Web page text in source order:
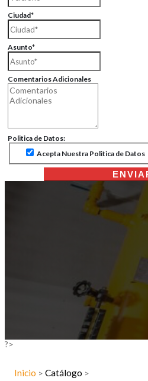
Ciudad*
Asunto*
Comentarios Adicionales
Politica de Datos:
Acepta Nuestra Politica de Datos
?>
Inicio > Catálogo >